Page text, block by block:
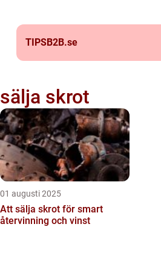
TIPSB2B.se
sälja skrot
01 augusti 2025
Att sälja skrot för smart
återvinning och vinst